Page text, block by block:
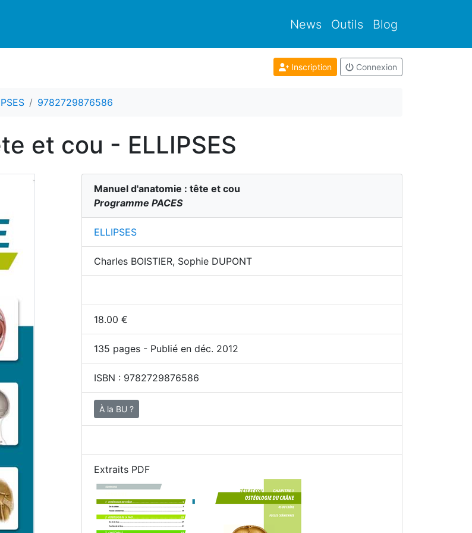
News Outils Blog
Inscription Connexion
9782729876586
et cou - ELLIPSES
Manuel d'anatomie : tête et cou
Programme PACES
ELLIPSES
Charles BOISTIER, Sophie DUPONT
18.00 €
135 pages - Publié en déc. 2012
ISBN : 9782729876586
À la BU ?
Extraits PDF